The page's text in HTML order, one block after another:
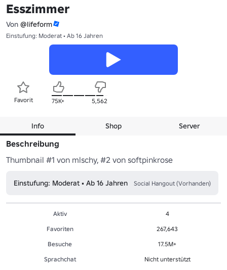
Esszimmer
Von @Iifeform
Einstufung: Moderat • Ab 16 Jahren
Favorit 75K+ 5,562
Info Shop Server
Beschreibung
Thumbnail #1 von mlschy, #2 von softpinkrose
Einstufung: Moderat • Ab 16 Jahren Social Hangout (Vorhanden)
Aktiv
4
Favoriten
267,643
Besuche
17.5M+
Sprachchat
Nicht unterstützt